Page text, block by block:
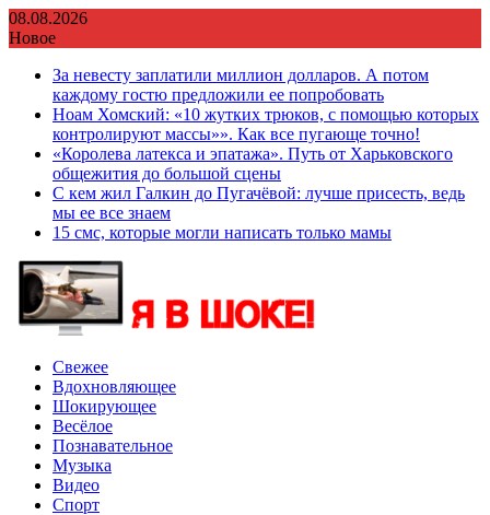
Перейти
к
08.08.2026
Новое
За невесту заплатили миллион долларов. А потом
каждому гостю предложили ее попробовать
Ноам Хомский: «10 жутких трюков, с помощью которых
контролируют массы»». Как все пугающе точно!
«Королева латекса и эпатажа». Путь от Харьковского
общежития до большой сцены
С кем жил Галкин до Пугачёвой: лучше присесть, ведь
мы ее все знаем
15 смс, которые могли написать только мамы
Свежее
Вдохновляющее
Шокирующее
Весёлое
Познавательное
Музыка
Видео
Спорт